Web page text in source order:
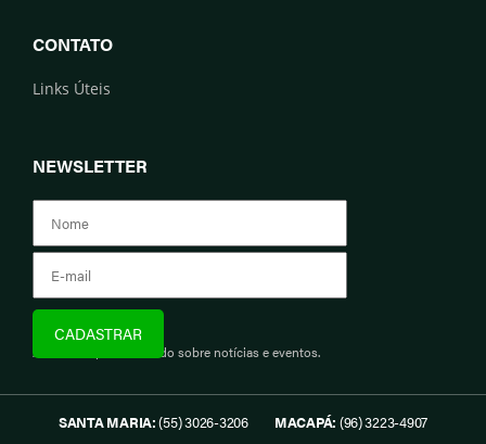
CONTATO
Links Úteis
NEWSLETTER
Assine e fique informado sobre notícias e eventos.
SANTA MARIA:(55) 3026-3206 MACAPÁ: (96) 3223-4907